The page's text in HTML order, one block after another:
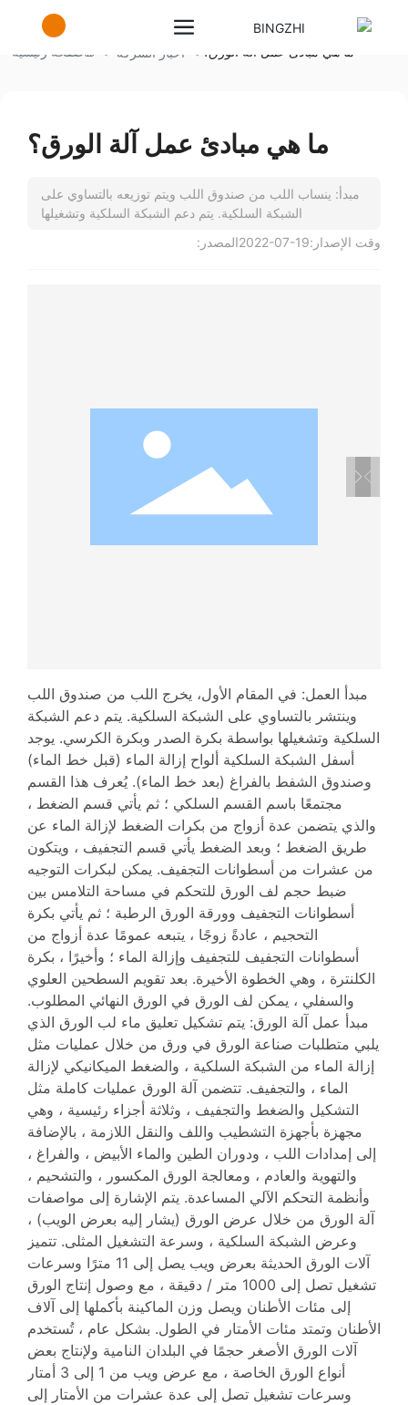
صفحة رئيسية أخبار الشركة ما هي مبادئ عمل آلة الورق؟
ما هي مبادئ عمل آلة الورق؟
مبدأ: ينساب اللب من صندوق اللب ويتم توزيعه بالتساوي على
الشبكة السلكية. يتم دعم الشبكة السلكية وتشغيلها
وقت الإصدار:2022-07-19المصدر:
مبدأ العمل: في المقام الأول، يخرج اللب من صندوق اللب
وينتشر بالتساوي على الشبكة السلكية. يتم دعم الشبكة
السلكية وتشغيلها بواسطة بكرة الصدر وبكرة الكرسي. يوجد
أسفل الشبكة السلكية ألواح إزالة الماء (قبل خط الماء)
وصندوق الشفط بالفراغ (بعد خط الماء). يُعرف هذا القسم
مجتمعًا باسم القسم السلكي ؛ ثم يأتي قسم الضغط ،
والذي يتضمن عدة أزواج من بكرات الضغط لإزالة الماء عن
طريق الضغط ؛ وبعد الضغط يأتي قسم التجفيف ، ويتكون
من عشرات من أسطوانات التجفيف. يمكن لبكرات التوجيه
ضبط حجم لف الورق للتحكم في مساحة التلامس بين
أسطوانات التجفيف وورقة الورق الرطبة ؛ ثم يأتي بكرة
التحجيم ، عادةً زوجًا ، يتبعه عمومًا عدة أزواج من
أسطوانات التجفيف للتجفيف وإزالة الماء ؛ وأخيرًا ، بكرة
الكلنترة ، وهي الخطوة الأخيرة. بعد تقويم السطحين العلوي
والسفلي ، يمكن لف الورق في الورق النهائي المطلوب.
مبدأ عمل آلة الورق: يتم تشكيل تعليق ماء لب الورق الذي
يلبي متطلبات صناعة الورق في ورق من خلال عمليات مثل
إزالة الماء من الشبكة السلكية ، والضغط الميكانيكي لإزالة
الماء ، والتجفيف. تتضمن آلة الورق عمليات كاملة مثل
التشكيل والضغط والتجفيف ، وثلاثة أجزاء رئيسية ، وهي
مجهزة بأجهزة التشطيب واللف والنقل اللازمة ، بالإضافة
إلى إمدادات اللب ، ودوران الطين والماء الأبيض ، والفراغ ،
والتهوية والعادم ، ومعالجة الورق المكسور ، والتشحيم ،
وأنظمة التحكم الآلي المساعدة. يتم الإشارة إلى مواصفات
آلة الورق من خلال عرض الورق (يشار إليه بعرض الويب) ،
وعرض الشبكة السلكية ، وسرعة التشغيل المثلى. تتميز
آلات الورق الحديثة بعرض ويب يصل إلى 11 مترًا وسرعات
تشغيل تصل إلى 1000 متر / دقيقة ، مع وصول إنتاج الورق
إلى مئات الأطنان ويصل وزن الماكينة بأكملها إلى آلاف
الأطنان وتمتد مئات الأمتار في الطول. بشكل عام ، تُستخدم
آلات الورق الأصغر حجمًا في البلدان النامية ولإنتاج بعض
أنواع الورق الخاصة ، مع عرض ويب من 1 إلى 3 أمتار
وسرعات تشغيل تصل إلى عدة عشرات من الأمتار إلى